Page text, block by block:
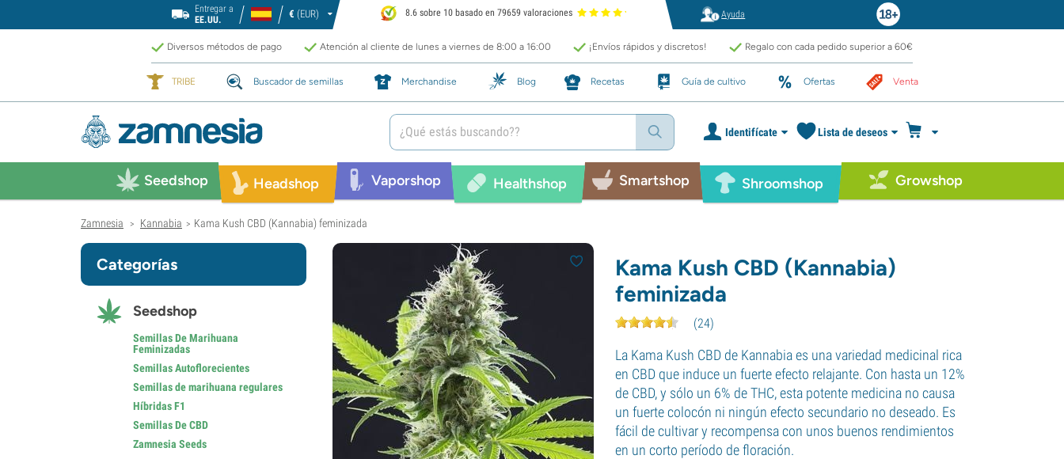
Entregar a
EE.UU.
€ (EUR) 8.6 sobre 10 basado en 79659 valoraciones Ayuda
Diversos métodos de pago Atención al cliente de lunes a viernes de 8:00 a 16:00 ¡Envíos rápidos y discretos! Regalo con cada pedido superior a 60€
TRIBE Buscador de semillas Merchandise Blog Recetas Guía de cultivo Ofertas Venta
Identifícate Lista de deseos
Seedshop Headshop Vaporshop Healthshop Smartshop Shroomshop Growshop
Zamnesia > Kannabia > Kama Kush CBD (Kannabia) feminizada
Kama Kush CBD (Kannabia)
feminizada
(24)
La Kama Kush CBD de Kannabia es una variedad medicinal rica
en CBD que induce un fuerte efecto relajante. Con hasta un 12%
de CBD, y sólo un 6% de THC, esta potente medicina no causa
un fuerte colocón ni ningún efecto secundario no deseado. Es
fácil de cultivar y recompensa con unos buenos rendimientos
en un corto período de floración.
Categorías
Seedshop
Semillas De Marihuana
Feminizadas
Semillas Autoflorecientes
Semillas de marihuana regulares
Híbridas F1
Semillas De CBD
Zamnesia Seeds